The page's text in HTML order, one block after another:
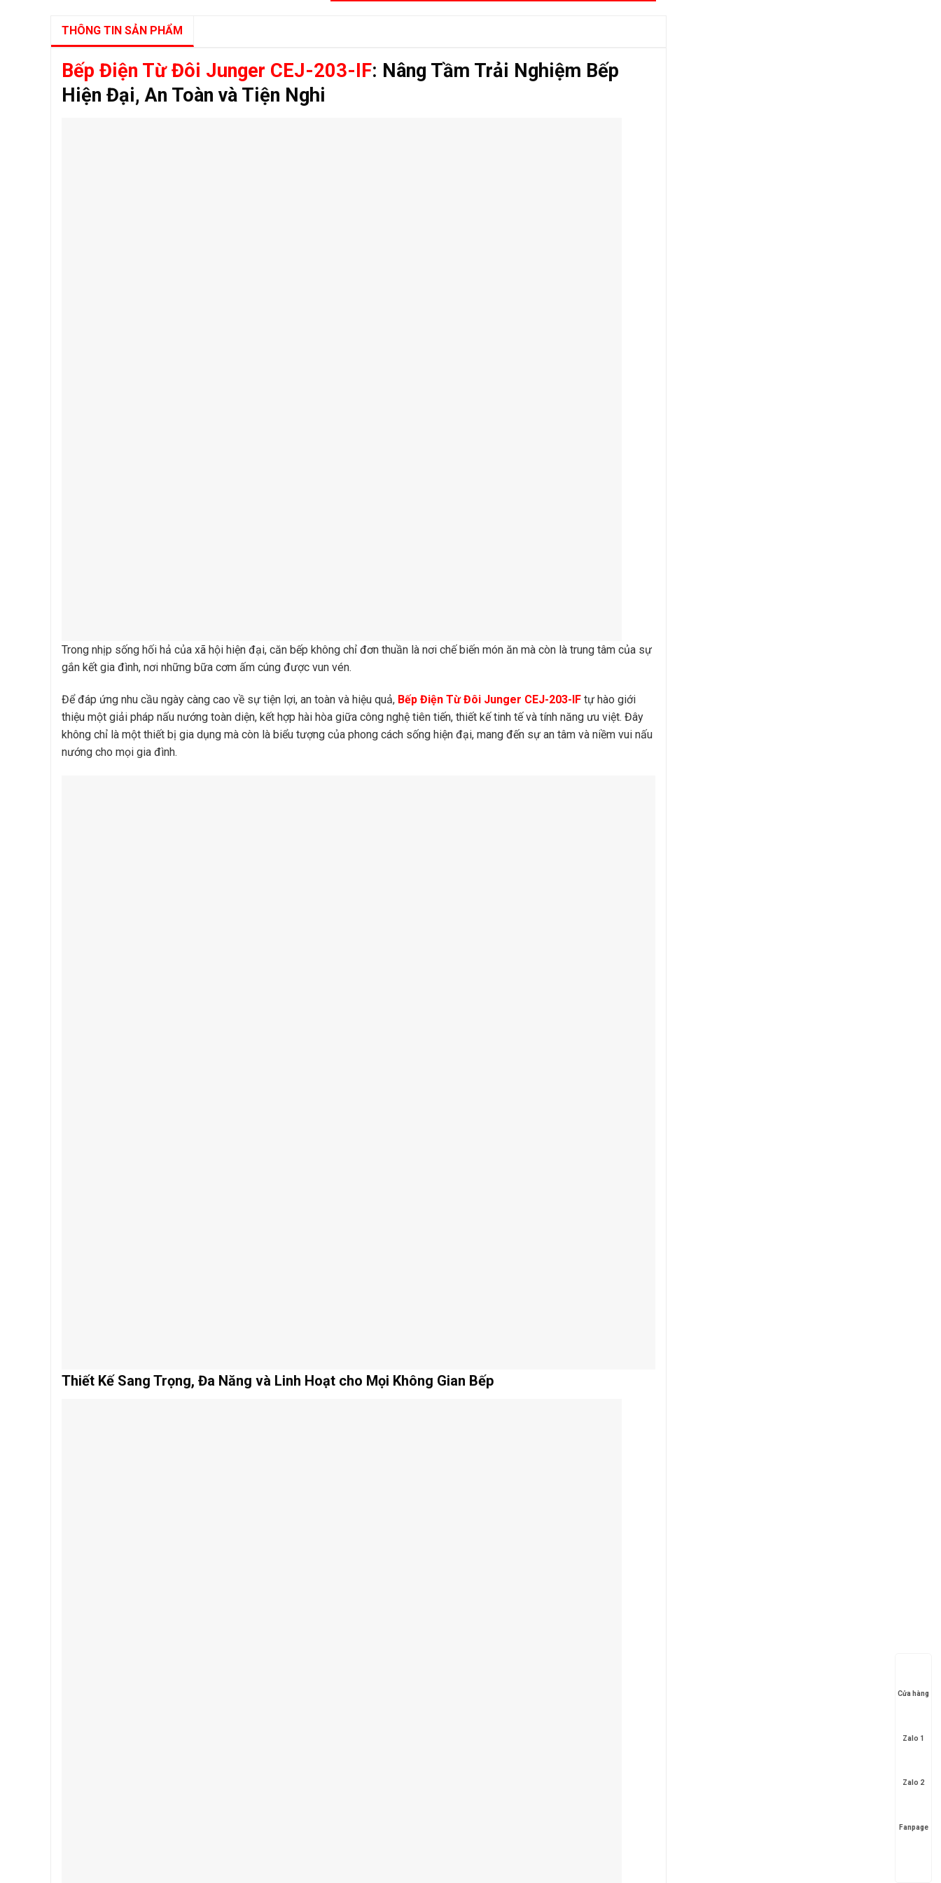
THÔNG TIN SẢN PHẨM
Bếp Điện Từ Đôi Junger CEJ-203-IF: Nâng Tầm Trải Nghiệm Bếp
Hiện Đại, An Toàn và Tiện Nghi
Trong nhịp sống hối hả của xã hội hiện đại, căn bếp không chỉ đơn thuần là nơi chế biến món ăn mà còn là trung tâm của sự
gắn kết gia đình, nơi những bữa cơm ấm cúng được vun vén.
Để đáp ứng nhu cầu ngày càng cao về sự tiện lợi, an toàn và hiệu quả, Bếp Điện Từ Đôi Junger CEJ-203-IF tự hào giới
thiệu một giải pháp nấu nướng toàn diện, kết hợp hài hòa giữa công nghệ tiên tiến, thiết kế tinh tế và tính năng ưu việt. Đây
không chỉ là một thiết bị gia dụng mà còn là biểu tượng của phong cách sống hiện đại, mang đến sự an tâm và niềm vui nấu
nướng cho mọi gia đình.
Thiết Kế Sang Trọng, Đa Năng và Linh Hoạt cho Mọi Không Gian Bếp
Cửa hàng
Zalo 1
Zalo 2
Fanpage